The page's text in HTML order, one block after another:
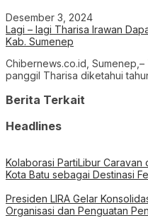
Desember 3, 2024
Lagi – lagi Tharisa Irawan
Kab. Sumenep
Chibernews.co.id,
panggil Tharisa diketahui
Berita Terkait
Headlines
Kolaborasi PartiLibur Caravan
Kota Batu sebagai Destinasi
Presiden LIRA Gelar
Organisasi dan Penguatan